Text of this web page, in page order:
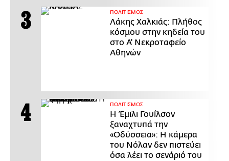
ΠΟΛΙΤΙΣΜΟΣ
Λάκης Χαλκιάς: Πλήθος
κόσμου στην κηδεία του
στο Α' Νεκροταφείο
Αθηνών
ΠΟΛΙΤΙΣΜΟΣ
Η Έμιλι Γουίλσον
ξαναχτυπά την
«Οδύσσεια»: Η κάμερα
του Νόλαν δεν πιστεύει
όσα λέει το σενάριό του